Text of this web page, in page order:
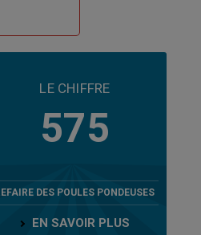
LE CHIFFRE
575
DES POULES PONDEUSES
EN SAVOIR PLUS